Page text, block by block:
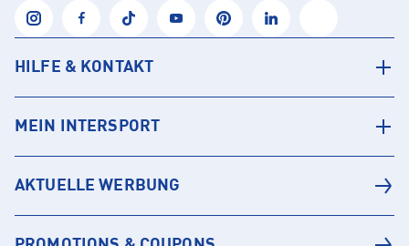
HILFE & KONTAKT
MEIN INTERSPORT
AKTUELLE WERBUNG